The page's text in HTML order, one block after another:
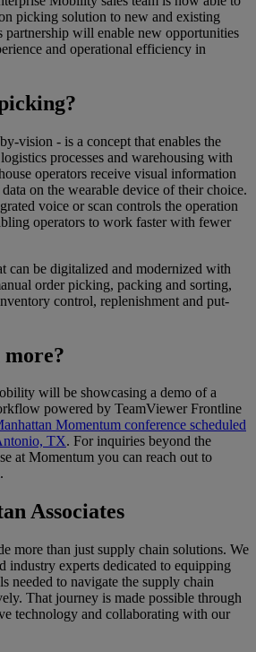
picking solution to new and existing
will enable new opportunities
and operational efficiency in
vision - is a concept that enables the
processes and warehousing with
operators receive visual information
on the wearable device of their choice.
voice or scan controls the operation
operators to work faster with fewer
can be digitalized and modernized with
order picking, packing and sorting,
control, replenishment and put-
will be showcasing a demo of a
powered by TeamViewer Frontline
Momentum conference scheduled
TX. For inquiries beyond the
at Momentum you can reach out to
.
Associates
more than just supply chain solutions. We
industry experts dedicated to equipping
needed to navigate the supply chain
That journey is made possible through
technology and collaborating with our